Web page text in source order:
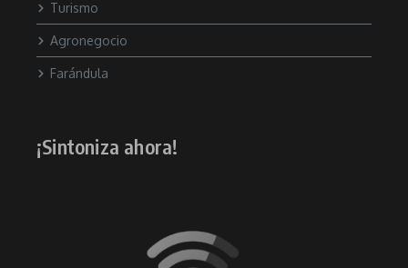
Turismo
Agronegocio
Farándula
¡Sintoniza ahora!